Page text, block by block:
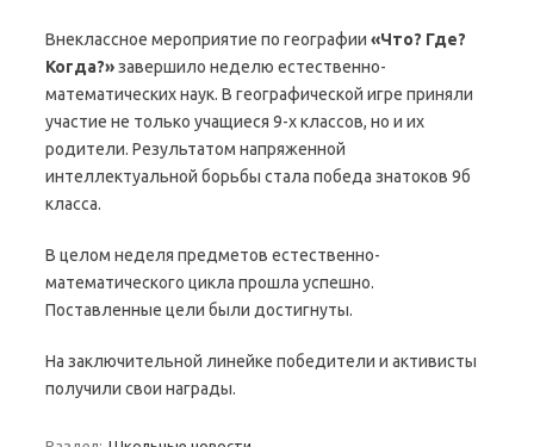
Внеклассное мероприятие по географии «Что? Где?
Когда?»завершило неделю естественно-
математических наук. В географической игре приняли
участие не только учащиеся 9-х классов, но и их
родители. Результатом напряженной
интеллектуальной борьбы стала победа знатоков 9б
класса.
В целом неделя предметов естественно-
математического цикла прошла успешно.
Поставленные цели были достигнуты.
На заключительной линейке победители и активисты
получили свои награды.